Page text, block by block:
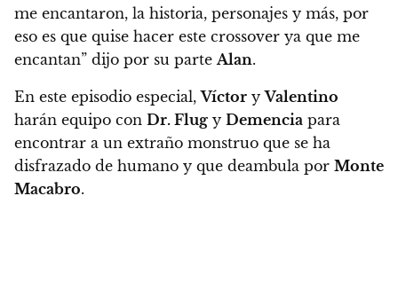
me encantaron, la historia, personajes y más, por
eso es que quise hacer este crossover ya que me
encantan” dijo por su parte Alan.
En este episodio especial,Víctor yValentino
harán equipo con Dr. Flug y Demencia para
encontrar a un extraño monstruo que se ha
disfrazado de humano y que deambula por Monte
Macabro.